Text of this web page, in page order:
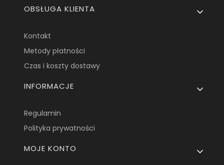
OBSŁUGA KLIENTA
Kontakt
Metody płatności
Czas i koszty dostawy
INFORMACJE
Regulamin
Polityka prywatności
MOJE KONTO